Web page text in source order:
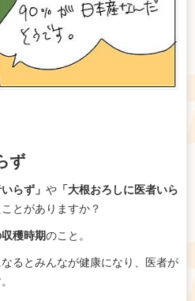
ず
らず」 や 「大根おろしに医者いら
とがありますか？
穫時期のこと。
るとみんなが健康になり、医者が